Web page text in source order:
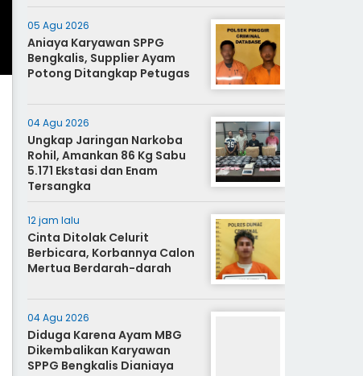
05 Agu 2026
Aniaya Karyawan SPPG
Bengkalis, Supplier Ayam
Potong Ditangkap Petugas
04 Agu 2026
Ungkap Jaringan Narkoba
Rohil, Amankan 86 Kg Sabu
5.171 Ekstasi dan Enam
Tersangka
12 jam lalu
Cinta Ditolak Celurit
Berbicara, Korbannya Calon
Mertua Berdarah-darah
04 Agu 2026
Diduga Karena Ayam MBG
Dikembalikan Karyawan
SPPG Bengkalis Dianiaya